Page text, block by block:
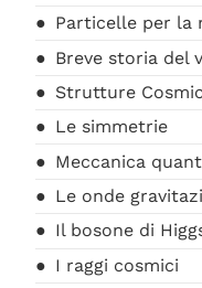
Particelle per la
Breve storia del
Strutture
Le simmetrie
Meccanica
Le onde
Il bosone di
I raggi cosmici